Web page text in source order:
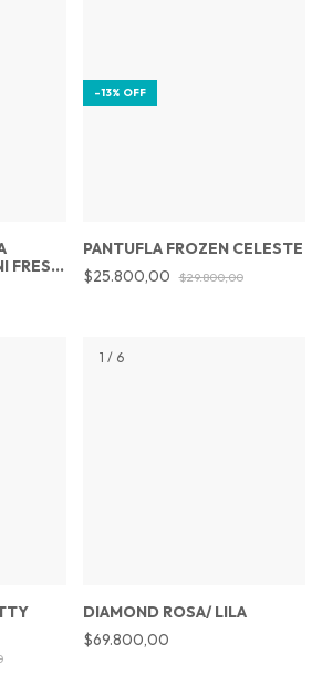
FRESH
-13% OFF
PANTUFLA FROZEN CELESTE
$25.800,00
$29.800,00
1 / 6
DIAMOND ROSA/ LILA
$69.800,00